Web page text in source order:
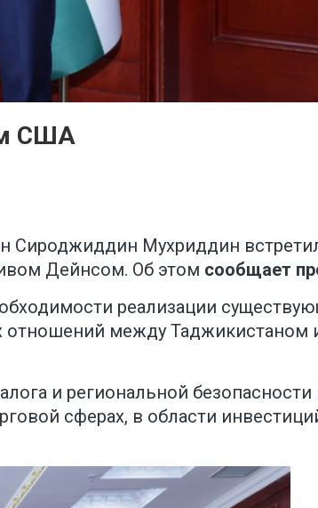
США
Сироджиддин Мухриддин
Дейнсом. Об этом сообщает
реализации
между
и региональной безопасности
сферах, в области